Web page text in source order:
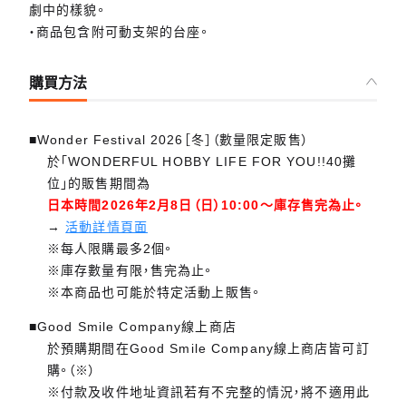
劇中的樣貌。
・商品包含附可動支架的台座。
購買方法
■Wonder Festival 2026［冬］（數量限定販售）
於「WONDERFUL HOBBY LIFE FOR YOU!!40攤
位」的販售期間為
日本時間2026年2月8日（日）10:00～庫存售完為止。
→活動詳情頁面
※每人限購最多2個。
※庫存數量有限，售完為止。
※本商品也可能於特定活動上販售。
■Good Smile Company線上商店
於預購期間在Good Smile Company線上商店皆可訂
購。（※）
※付款及收件地址資訊若有不完整的情況，將不適用此